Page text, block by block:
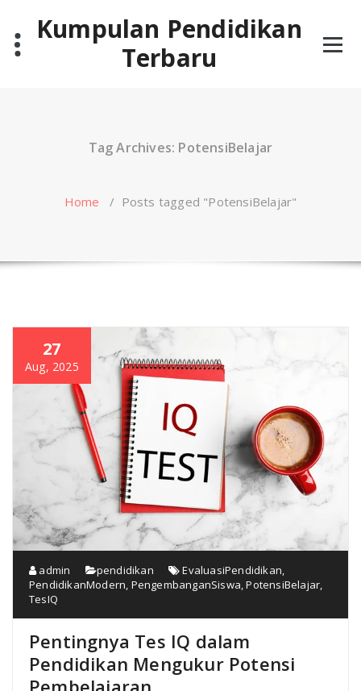
contentKumpulan Pendidikan
Terbaru
Tag Archives: PotensiBelajar
Home / Posts tagged "PotensiBelajar"
27
Aug, 2025
admin pendidikan EvaluasiPendidikan,
PendidikanModern, PengembanganSiswa,PotensiBelajar,
TesIQ
Pentingnya Tes IQ dalam
Pendidikan Mengukur Potensi
Pembelajaran